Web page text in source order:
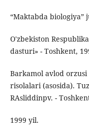
“Maktabda biologiya”
O'zbekiston
dasturi» - Toshkent,
Barkamol avlod
risolalari (asosida).
RAsliddinpv. -
1999 yil.